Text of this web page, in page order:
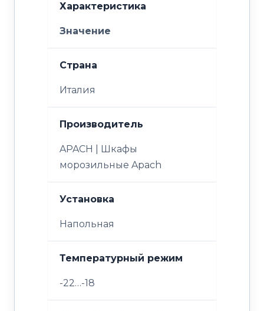
Характеристика
Значение
Страна
Италия
Производитель
APACH | Шкафы
морозильные Apach
Установка
Напольная
Температурный режим
-22…-18